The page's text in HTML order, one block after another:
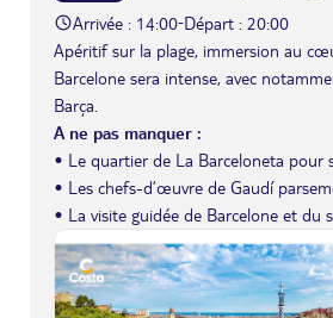
Arrivée : 14:00-Départ : 20:00
Apéritif sur la plage, immersion au
Barcelone sera intense, avec
Barça.
A ne pas manquer :
• Le quartier de La Barceloneta pour
• Les chefs-d’œuvre de Gaudí
• La visite guidée de Barcelone et du